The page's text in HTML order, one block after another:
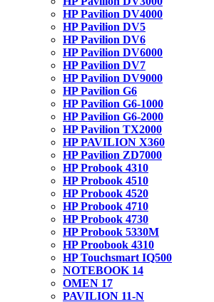
HP Pavilion DV4000
HP Pavilion DV5
HP Pavilion DV6
HP Pavilion DV6000
HP Pavilion DV7
HP Pavilion DV9000
HP Pavilion G6
HP Pavilion G6-1000
HP Pavilion G6-2000
HP Pavilion TX2000
HP PAVILION X360
HP Pavilion ZD7000
HP Probook 4310
HP Probook 4510
HP Probook 4520
HP Probook 4710
HP Probook 4730
HP Probook 5330M
HP Proobook 4310
HP Touchsmart IQ500
NOTEBOOK 14
OMEN 17
PAVILION 11-N